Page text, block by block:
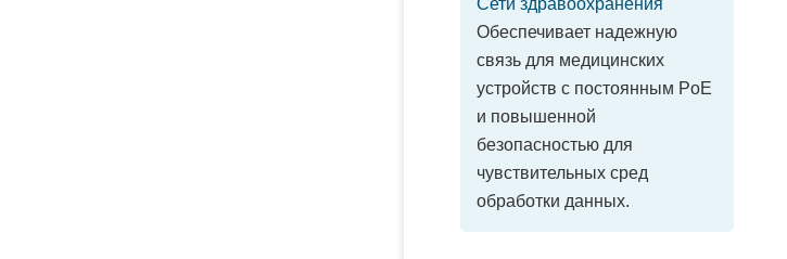
Сети здравоохранения
Обеспечивает надежную
связь для медицинских
устройств с постоянным PoE
и повышенной
безопасностью для
чувствительных сред
обработки данных.